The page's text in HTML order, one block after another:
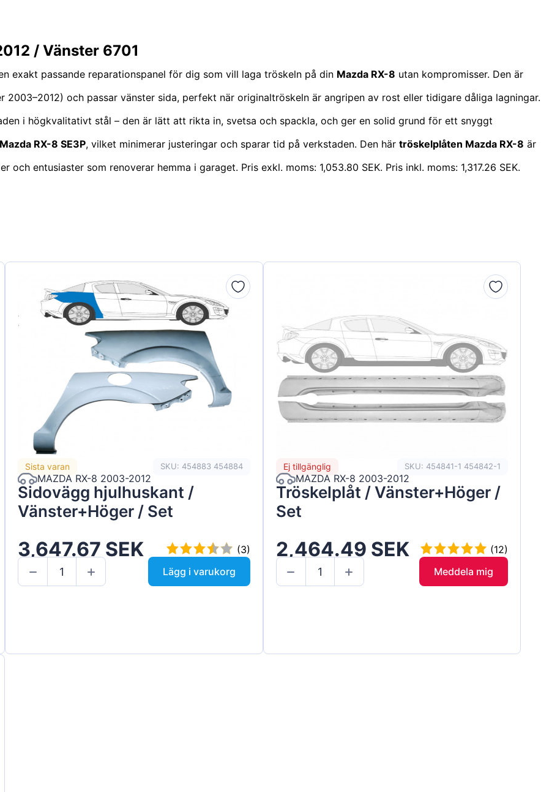
/ Vänster 6701
exakt passande reparationspanel för dig som vill laga tröskeln på din Mazda RX-8 utan kompromisser. Den är
2003–2012) och passar vänster sida, perfekt när originaltröskeln är angripen av rost eller tidigare dåliga lagningar.
i högkvalitativt stål – den är lätt att rikta in, svetsa och spackla, och ger en solid grund för ett snyggt
Mazda RX-8 SE3P, vilket minimerar justeringar och sparar tid på verkstaden. Den här tröskelplåten Mazda RX-8 är
entusiaster som renoverar hemma i garaget. Pris exkl. moms: 1,053.80 SEK. Pris inkl. moms: 1,317.26 SEK.
Sista varan SKU: 454883 454884
MAZDA RX-8 2003-2012
Sidovägg hjulhuskant /
Vänster+Höger / Set
3,647.67 SEK
(3)
Lägg i varukorg
Ej tillgänglig SKU: 454841-1 454842-1
MAZDA RX-8 2003-2012
Tröskelplåt / Vänster+Höger /
Set
2,464.49 SEK
(12)
Meddela mig